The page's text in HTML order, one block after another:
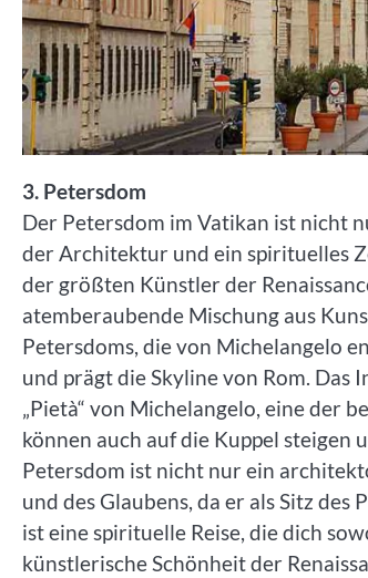
3. Petersdom
Der Petersdom im Vatikan ist nicht
der Architektur und ein spirituelles
der größten Künstler der
atemberaubende Mischung aus
Petersdoms, die von Michelangelo
und prägt die Skyline von Rom.
„Pietà“ von Michelangelo, eine der
können auch auf die Kuppel steigen
Petersdom ist nicht nur ein
und des Glaubens, da er als Sitz des
ist eine spirituelle Reise, die dich
künstlerische Schönheit der